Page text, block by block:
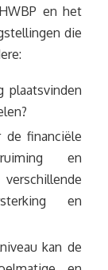
en het
die
plaatsvinden
de financiële
en
en
kan de